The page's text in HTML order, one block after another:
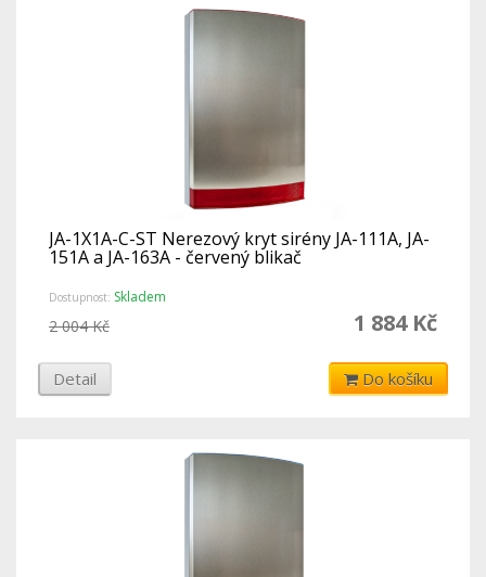
JA-1X1A-C-ST Nerezový kryt sirény JA-111A, JA-
151A a JA-163A - červený blikač
Dostupnost: Skladem
1 884 Kč
2 004 Kč
Detail Do košíku